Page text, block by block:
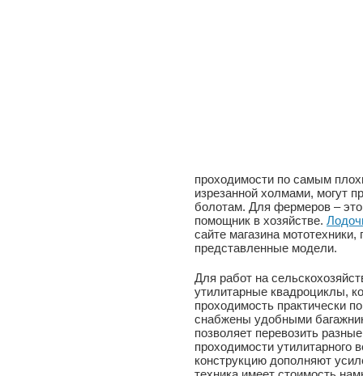
проходимости по самым
изрезанной холмами, могут
болотам. Для фермеров –
помощник в хозяйстве.
сайте магазина
представленные модели.
Для работ на
утилитарные квадроциклы,
проходимость практически
снабжены удобными
позволяет перевозить
проходимости утилитарного
конструкцию дополняют